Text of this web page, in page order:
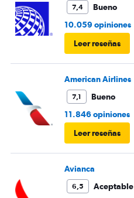
7,4
Bueno
10.059 opiniones
Leer reseñas
American Airlines
7,1
Bueno
11.846 opiniones
Leer reseñas
Avianca
6,5
Aceptable